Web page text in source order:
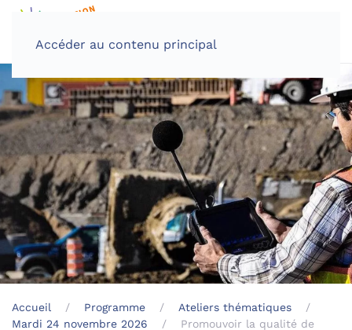
Accéder au contenu principal
Accueil Programme
Ateliers thématiques
Mardi 24 novembre 2026
Promouvoir la qualité de